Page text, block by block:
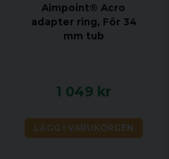
Aimpoint® Acro
adapter ring, För 34
mm tub
1 049 kr
LÄGG I VARUKORGEN